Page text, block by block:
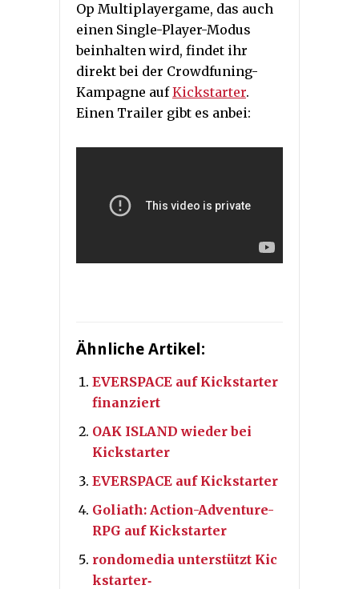
Op Multiplayergame, das auch
einen Single-Player-Modus
beinhalten wird, findet ihr
direkt bei der Crowdfuning-
Kampagne aufKickstarter.
Einen Trailer gibt es anbei:
Ähnliche Artikel:
EVERSPACE auf Kickstarter
finanziert
OAK ISLAND wieder bei
Kickstarter
EVERSPACE auf Kickstarter
Goliath: Action-Adventure-
RPG auf Kickstarter
rondomedia unterstützt Kic
kstarter‐